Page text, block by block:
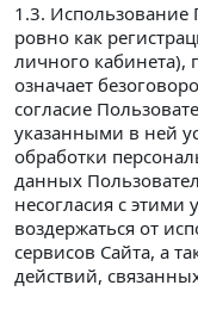
1.3. Использование
ровно как
личного кабинета),
означает
согласие
указанными в ней
обработки
данных
несогласия с
воздержаться от
сервисов Сайта, а
действий,